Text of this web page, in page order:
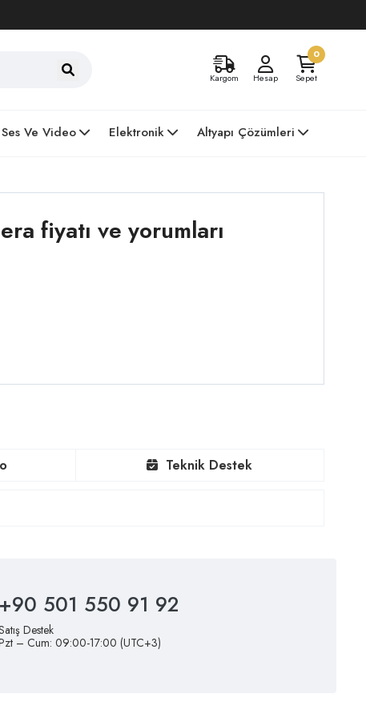
Kargom Hesap
0
Sepet
Ses Ve Video Elektronik Altyapı Çözümleri
fiyatı ve yorumları
Teknik Destek
+90 501 550 91 92
Destek
– Cum: 09:00-17:00 (UTC+3)